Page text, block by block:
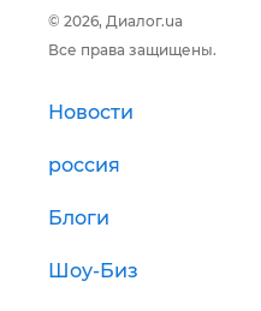
© 2026, Диалог.ua
Все права защищены.
Новости
россия
Блоги
Шоу-Биз